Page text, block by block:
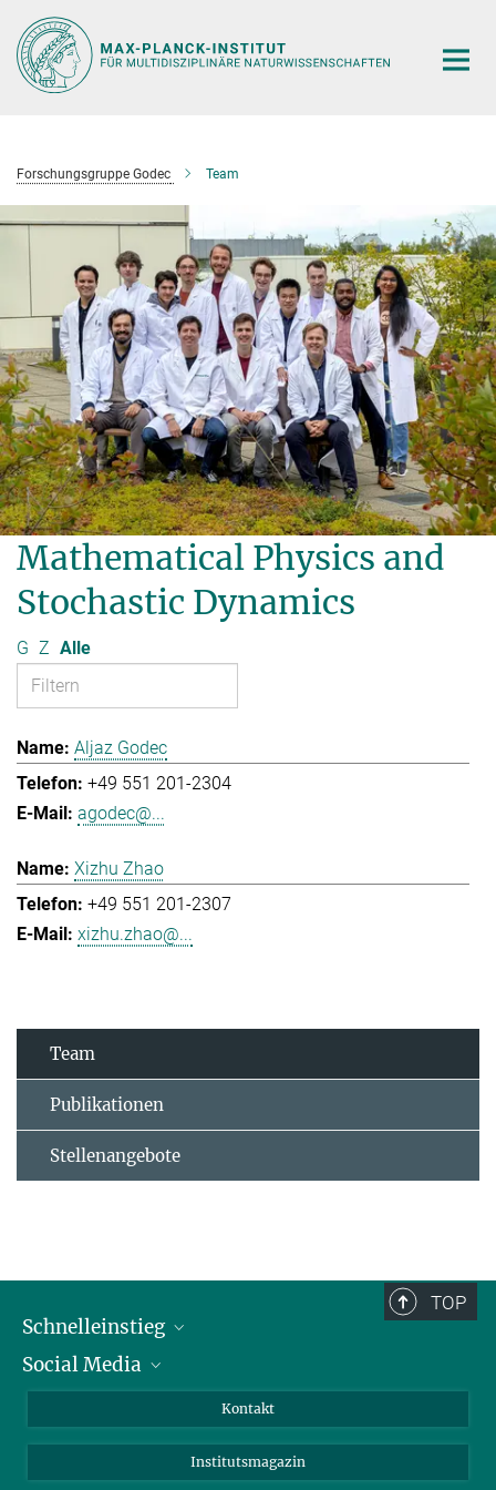
Hauptinhalt
Forschungsgruppe Godec Team
Mathematical Physics and
Stochastic Dynamics
G Z Alle
Aljaz Godec
+49 551 201-2304
agodec@...
Xizhu Zhao
+49 551 201-2307
xizhu.zhao@...
Team
Publikationen
Stellenangebote
TOP
Schnelleinstieg
Alumni
Social Media
Facebook
Kontakt
Institutsmagazin